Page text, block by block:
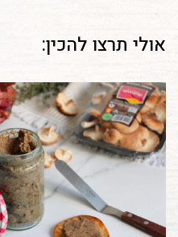
אולי תרצו להכין: